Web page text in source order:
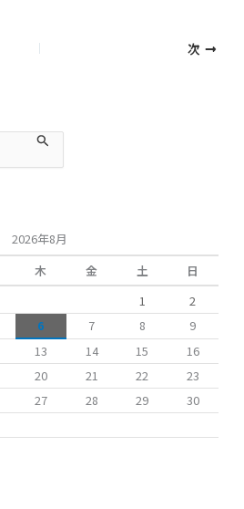
次
2026年8月
木 金 土
日
1
2
6 7 8
9
13 14 15
16
20 21 22
23
27 28 29
30